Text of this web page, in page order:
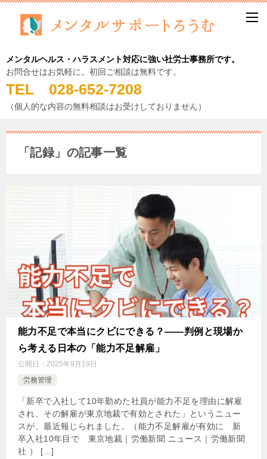
メンタルヘルス・ハラスメント対応に強い社労士事務所です。
お問合せはお気軽に。初回ご相談は無料です。
TEL 028-652-7208
（個人的な内容の無料相談はお受けしておりません）
「記録」の記事一覧
能力不足で本当にクビにできる？――判例と現場か
ら考える日本の「能力不足解雇」
公開日： 2025年9月19日
労務管理
「新卒で入社して10年勤めた社員が能力不足を理由に解雇
され、その解雇が東京地裁で有効とされた」というニュー
スが、最近報じられました。（能力不足解雇が有効に 新
卒入社10年目で 東京地裁｜労働新聞 ニュース｜労働新聞
社 ） […]